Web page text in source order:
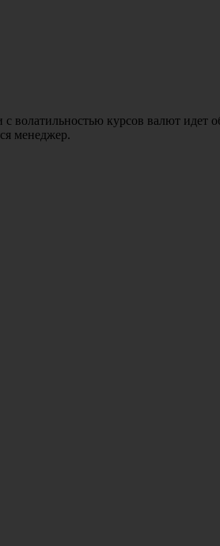
волатильностью курсов валют идет
менеджер.